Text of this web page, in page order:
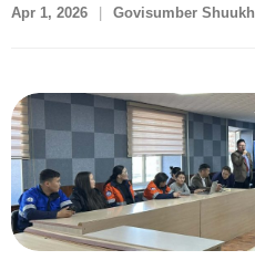
Apr 1, 2026 Govisumber Shuukh